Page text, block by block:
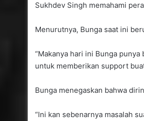
Sukhdev Singh memahami
Menurutnya, Bunga saat ini
“Makanya hari ini Bunga
untuk memberikan support
Bunga menegaskan bahwa
“Ini kan sebenarnya masalah